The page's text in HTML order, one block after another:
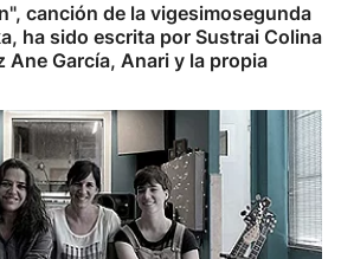
Eguraldia
canción de la vigesimosegunda
ha sido escrita por Sustrai Colina
Ane García, Anari y la propia